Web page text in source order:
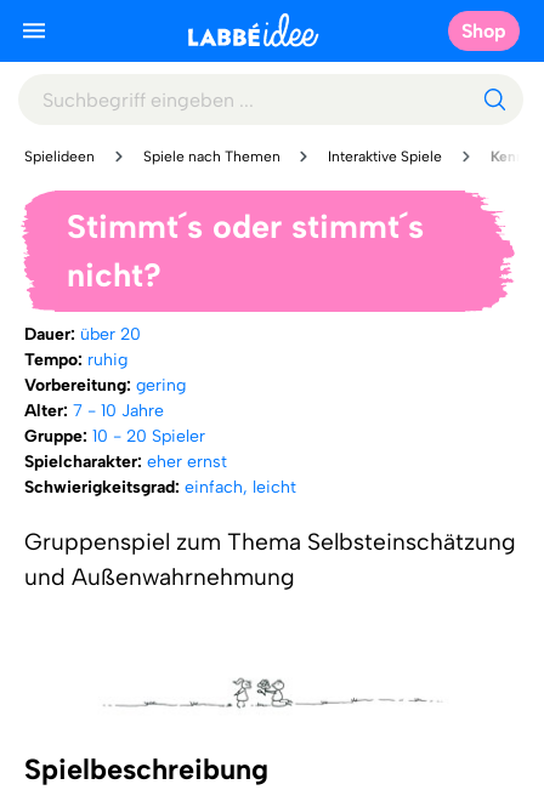
Shop
Spielideen Spiele nach Themen Interaktive Spiele
Stimmt´s oder stimmt´s
nicht?
Dauer: über 20
Tempo: ruhig
Vorbereitung: gering
Alter: 7 - 10 Jahre
Gruppe: 10 - 20 Spieler
Spielcharakter: eher ernst
Schwierigkeitsgrad: einfach, leicht
Gruppenspiel zum Thema Selbsteinschätzung
und Außenwahrnehmung
Spielbeschreibung